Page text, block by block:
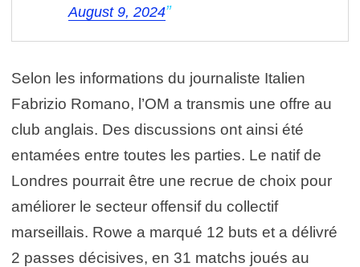
August 9, 2024
Selon les informations du journaliste Italien
Fabrizio Romano, l’OM a transmis une offre au
club anglais. Des discussions ont ainsi été
entamées entre toutes les parties. Le natif de
Londres pourrait être une recrue de choix pour
améliorer le secteur offensif du collectif
marseillais. Rowe a marqué 12 buts et a délivré
2 passes décisives, en 31 matchs joués au